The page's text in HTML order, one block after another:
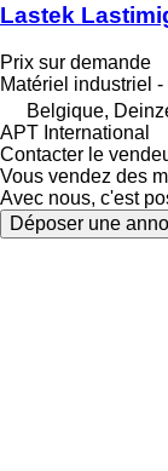
Lastek
Prix sur demande
Matériel industriel
Belgique,
APT International
Contacter le
Vous vendez des
Avec nous, c'est
Déposer une